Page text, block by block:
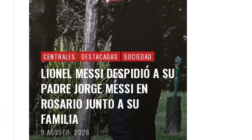
CENTRALES DESTACADAS SOCIEDAD
LIONEL MESSI DESPIDIÓ A SU
PADRE JORGE MESSI EN
ROSARIO JUNTO A SU
FAMILIA
9 AGOSTO, 2026